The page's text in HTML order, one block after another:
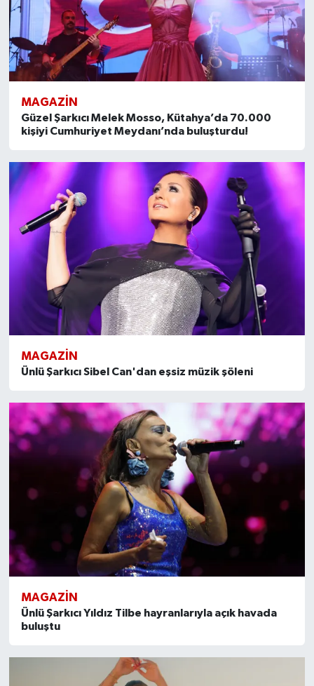
MAGAZİN
Güzel Şarkıcı Melek Mosso, Kütahya’da 70.000
kişiyi Cumhuriyet Meydanı’nda buluşturdu!
MAGAZİN
Ünlü Şarkıcı Sibel Can'dan eşsiz müzik şöleni
MAGAZİN
Ünlü Şarkıcı Yıldız Tilbe hayranlarıyla açık havada
buluştu